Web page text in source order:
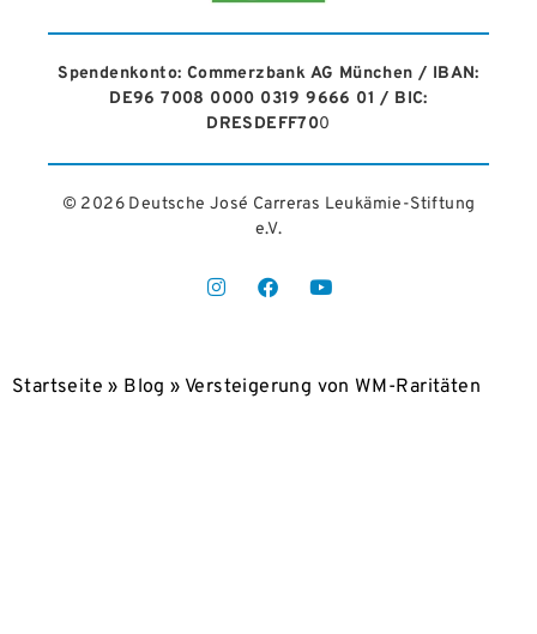
Spendenkonto: Commerzbank AG München / IBAN:
DE96 7008 0000 0319 9666 01 / BIC:
DRESDEFF700
© 2026 Deutsche José Carreras Leukämie-Stiftung
e.V.​
Startseite » Blog » Versteigerung von WM-Raritäten